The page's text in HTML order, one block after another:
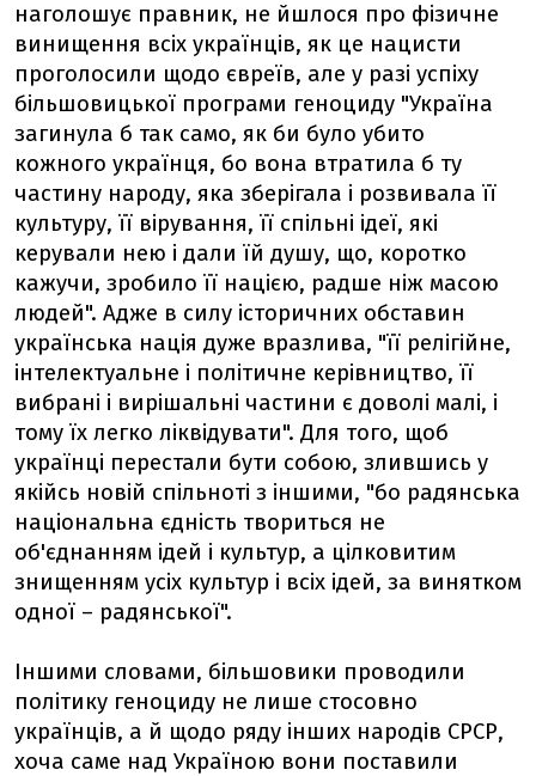
наголошує правник, не йшлося про фізичне
винищення всіх українців, як це нацисти
проголосили щодо євреїв, але у разі успіху
більшовицької програми геноциду "Україна
загинула б так само, як би було убито
кожного українця, бо вона втратила б ту
частину народу, яка зберігала і розвивала її
культуру, її вірування, її спільні ідеї, які
керували нею і дали їй душу, що, коротко
кажучи, зробило її нацією, радше ніж масою
людей". Адже в силу історичних обставин
українська нація дуже вразлива, "її релігійне,
інтелектуальне і політичне керівництво, її
вибрані і вирішальні частини є доволі малі, і
тому їх легко ліквідувати". Для того, щоб
українці перестали бути собою, злившись у
якійсь новій спільноті з іншими, "бо радянська
національна єдність твориться не
об'єднанням ідей і культур, а цілковитим
знищенням усіх культур і всіх ідей, за винятком
одної – радянської".
Іншими словами, більшовики проводили
політику геноциду не лише стосовно
українців, а й щодо ряду інших народів СРСР,
хоча саме над Україною вони поставили